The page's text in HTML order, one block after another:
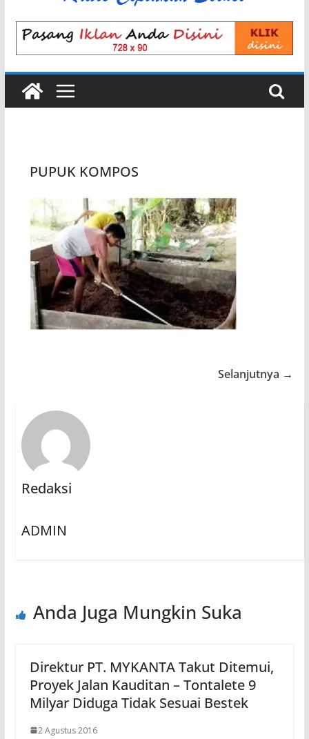
PUPUK KOMPOS
Selanjutnya →
Redaksi
ADMIN
Anda Juga Mungkin Suka
Direktur PT. MYKANTA Takut Ditemui,
Proyek Jalan Kauditan – Tontalete 9
Milyar Diduga Tidak Sesuai Bestek
2 Agustus 2016